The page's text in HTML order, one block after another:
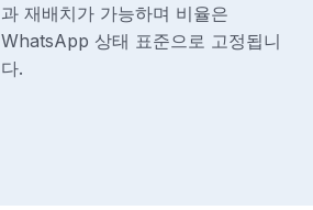
과 재배치가 가능하며 비율은
WhatsApp 상태 표준으로 고정됩니
다.